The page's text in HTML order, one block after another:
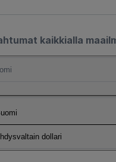
kaikkialla
dollari